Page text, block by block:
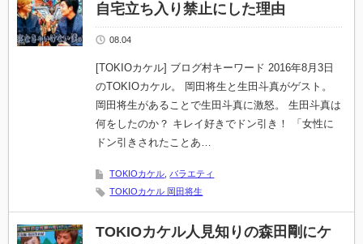
自宅立ち入り禁止にした理由
08.04
[TOKIOカケル] ブログ村キーワード 2016年8月3日
のTOKIOカケル。 岡田将生と生田斗真がゲスト。
岡田将生があることで生田斗真に激怒。 生田斗真は
何をしたのか？ キレイ好きでドン引き！ 「女性に
ドン引きされたことあ…
TOKIOカケル バラエティ
TOKIOカケル 岡田将生
TOKIOカケル人見知りの森田剛にケ